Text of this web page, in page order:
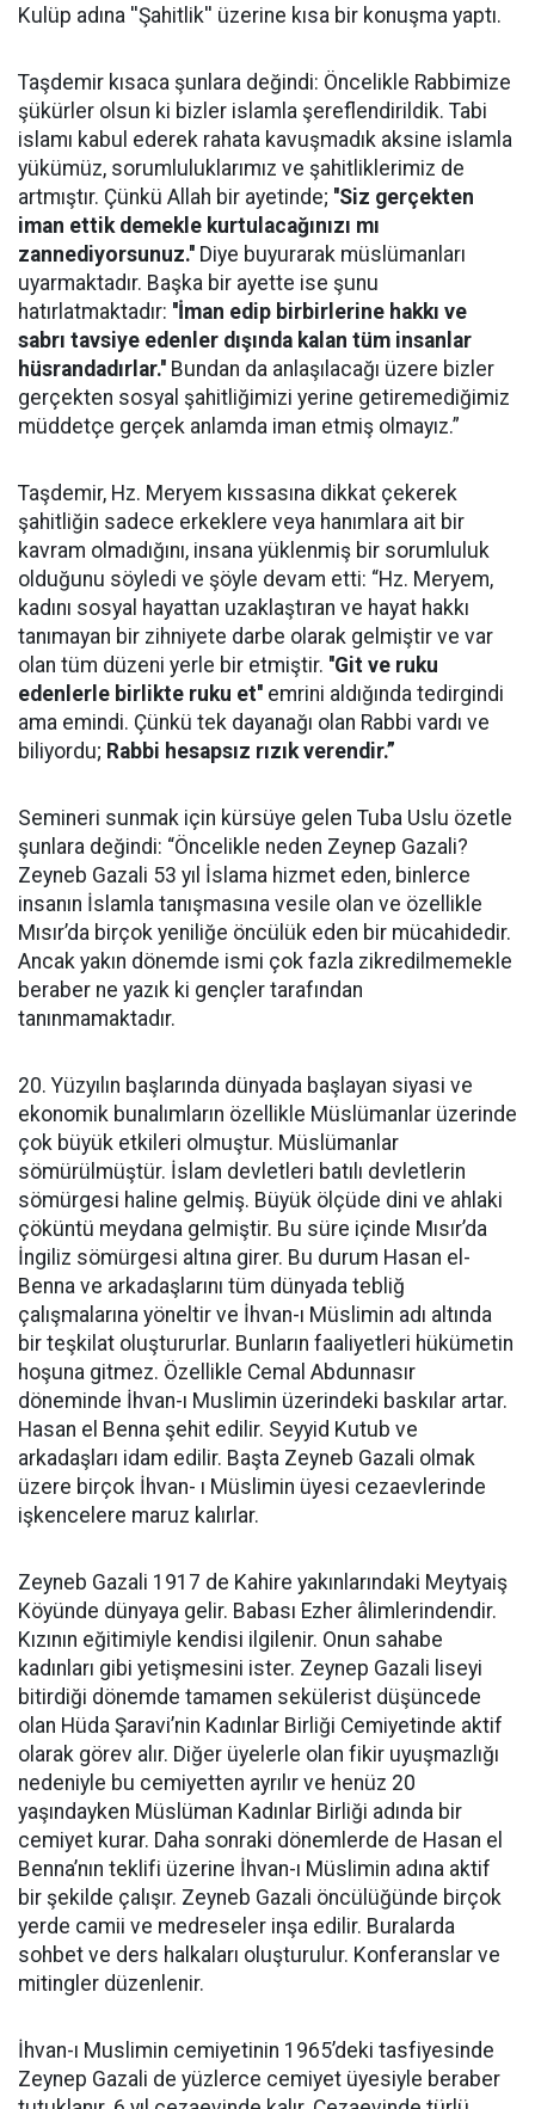
Kulüp adına ''Şahitlik'' üzerine kısa bir konuşma yaptı.
Taşdemir kısaca şunlara değindi: Öncelikle Rabbimize
şükürler olsun ki bizler islamla şereflendirildik. Tabi
islamı kabul ederek rahata kavuşmadık aksine islamla
yükümüz, sorumluluklarımız ve şahitliklerimiz de
artmıştır. Çünkü Allah bir ayetinde; ''Siz gerçekten
iman ettik demekle kurtulacağınızı mı
zannediyorsunuz.'' Diye buyurarak müslümanları
uyarmaktadır. Başka bir ayette ise şunu
hatırlatmaktadır: ''İman edip birbirlerine hakkı ve
sabrı tavsiye edenler dışında kalan tüm insanlar
hüsrandadırlar.'' Bundan da anlaşılacağı üzere bizler
gerçekten sosyal şahitliğimizi yerine getiremediğimiz
müddetçe gerçek anlamda iman etmiş olmayız.”
Taşdemir, Hz. Meryem kıssasına dikkat çekerek
şahitliğin sadece erkeklere veya hanımlara ait bir
kavram olmadığını, insana yüklenmiş bir sorumluluk
olduğunu söyledi ve şöyle devam etti: “Hz. Meryem,
kadını sosyal hayattan uzaklaştıran ve hayat hakkı
tanımayan bir zihniyete darbe olarak gelmiştir ve var
olan tüm düzeni yerle bir etmiştir. ''Git ve ruku
edenlerle birlikte ruku et'' emrini aldığında tedirgindi
ama emindi. Çünkü tek dayanağı olan Rabbi vardı ve
biliyordu; Rabbi hesapsız rızık verendir.”
Semineri sunmak için kürsüye gelen Tuba Uslu özetle
şunlara değindi: “Öncelikle neden Zeynep Gazali?
Zeyneb Gazali 53 yıl İslama hizmet eden, binlerce
insanın İslamla tanışmasına vesile olan ve özellikle
Mısır’da birçok yeniliğe öncülük eden bir mücahidedir.
Ancak yakın dönemde ismi çok fazla zikredilmemekle
beraber ne yazık ki gençler tarafından
tanınmamaktadır.
20. Yüzyılın başlarında dünyada başlayan siyasi ve
ekonomik bunalımların özellikle Müslümanlar üzerinde
çok büyük etkileri olmuştur. Müslümanlar
sömürülmüştür. İslam devletleri batılı devletlerin
sömürgesi haline gelmiş. Büyük ölçüde dini ve ahlaki
çöküntü meydana gelmiştir. Bu süre içinde Mısır’da
İngiliz sömürgesi altına girer. Bu durum Hasan el-
Benna ve arkadaşlarını tüm dünyada tebliğ
çalışmalarına yöneltir ve İhvan-ı Müslimin adı altında
bir teşkilat oluştururlar. Bunların faaliyetleri hükümetin
hoşuna gitmez. Özellikle Cemal Abdunnasır
döneminde İhvan-ı Muslimin üzerindeki baskılar artar.
Hasan el Benna şehit edilir. Seyyid Kutub ve
arkadaşları idam edilir. Başta Zeyneb Gazali olmak
üzere birçok İhvan- ı Müslimin üyesi cezaevlerinde
işkencelere maruz kalırlar.
Zeyneb Gazali 1917 de Kahire yakınlarındaki Meytyaiş
Köyünde dünyaya gelir. Babası Ezher âlimlerindendir.
Kızının eğitimiyle kendisi ilgilenir. Onun sahabe
kadınları gibi yetişmesini ister. Zeynep Gazali liseyi
bitirdiği dönemde tamamen sekülerist düşüncede
olan Hüda Şaravi’nin Kadınlar Birliği Cemiyetinde aktif
olarak görev alır. Diğer üyelerle olan fikir uyuşmazlığı
nedeniyle bu cemiyetten ayrılır ve henüz 20
yaşındayken Müslüman Kadınlar Birliği adında bir
cemiyet kurar. Daha sonraki dönemlerde de Hasan el
Benna’nın teklifi üzerine İhvan-ı Müslimin adına aktif
bir şekilde çalışır. Zeyneb Gazali öncülüğünde birçok
yerde camii ve medreseler inşa edilir. Buralarda
sohbet ve ders halkaları oluşturulur. Konferanslar ve
mitingler düzenlenir.
İhvan-ı Muslimin cemiyetinin 1965’deki tasfiyesinde
Zeynep Gazali de yüzlerce cemiyet üyesiyle beraber